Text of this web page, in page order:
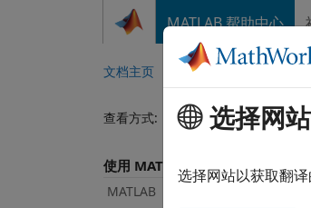
MATLAB 帮助中心
文档主页
查看方式: 类别 产品列表
使用 MATLAB
MATLAB
选择网站
选择网站以获取翻